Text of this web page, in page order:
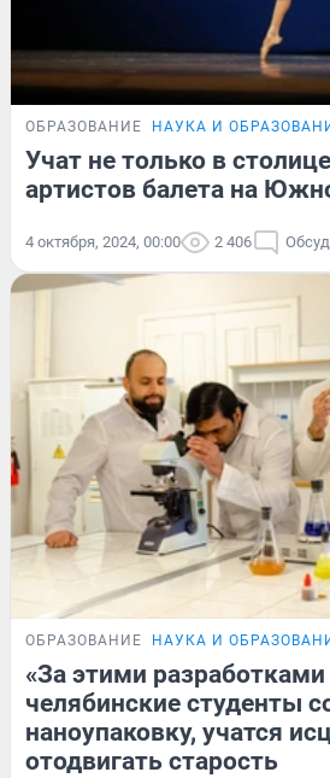
ОБРАЗОВАНИЕ НАУКА И
Учат не только в
артистов балета на
4 октября, 2024, 00:00 2 406
ОБРАЗОВАНИЕ НАУКА И
«За этими
челябинские студенты
наноупаковку, учатся
отодвигать старость